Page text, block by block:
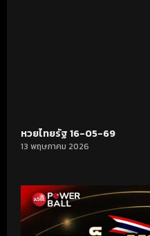
หวยไทยรัฐ 16-05-69
13 พฤษภาคม 2026